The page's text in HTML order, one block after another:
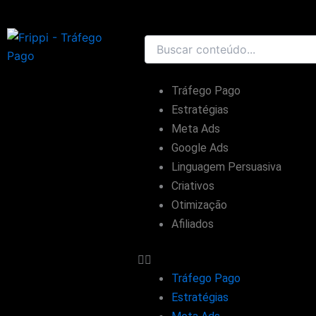
para
conteúdo
Tráfego Pago
Estratégias
Meta Ads
Google Ads
Linguagem Persuasiva
Criativos
Otimização
Afiliados
Tráfego Pago
Estratégias